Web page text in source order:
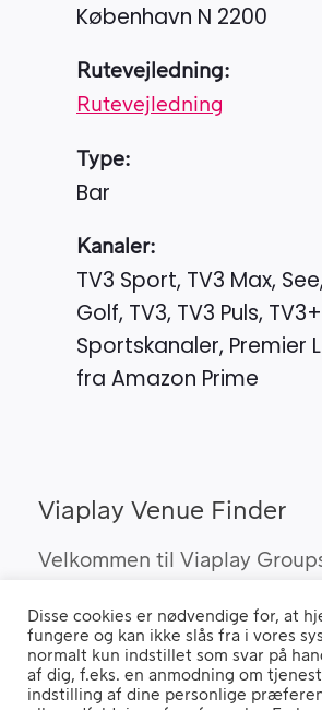
København N 2200
Rutevejledning:
Rutevejledning
Type:
Bar
Kanaler:
TV3 Sport, TV3 Max,
Golf, TV3, TV3 Puls,
Sportskanaler, Premier
fra Amazon Prime
Viaplay Venue Finder
Velkommen til Viaplay
finde barer, pubber og
vise Viaplay’s
Disse cookies er nødvendige for, at
fungere og kan ikke slås fra i vores
normalt kun indstillet som svar på
af dig, f.eks. en anmodning om
indstilling af dine personlige